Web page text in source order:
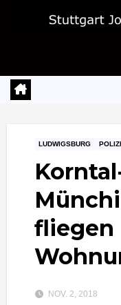
LUDWIGSBURG
fliegen
NOV. 2, 2018